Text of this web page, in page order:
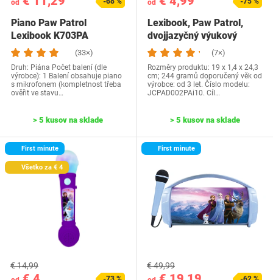
od
Piano Paw Patrol
Lexibook K703PA
(33×)
Druh: Piána Počet balení (dle
výrobce): 1 Balení obsahuje piano
s mikrofonem (kompletnost třeba
ověřit ve stavu…
> 5 kusov na sklade
od
Lexibook, Paw Patrol,
dvojjazyčný výukový
tablet, hračka na…
(7×)
Rozměry produktu: 19 x 1,4 x 24,3
cm; 244 gramů doporučený věk od
výrobce: od 3 let. Číslo modelu:
JCPAD002PAi10. Cíl…
> 5 kusov na sklade
First minute
Všetko za € 4
€ 14,99
First minute
€ 49,99